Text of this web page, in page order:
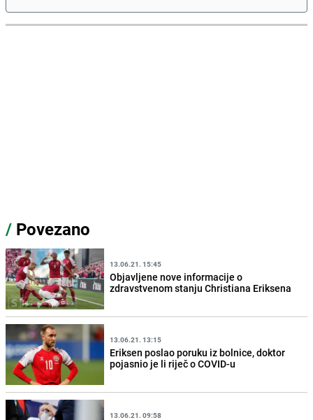
/ Povezano
13.06.21. 15:45
Objavljene nove informacije o
zdravstvenom stanju Christiana Eriksena
13.06.21. 13:15
Eriksen poslao poruku iz bolnice, doktor
pojasnio je li riječ o COVID-u
13.06.21. 09:58